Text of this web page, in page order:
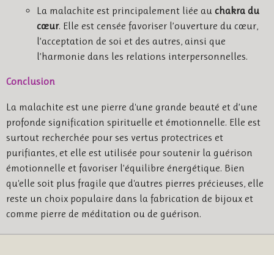
La malachite est principalement liée au chakra du
cœur. Elle est censée favoriser l’ouverture du cœur,
l’acceptation de soi et des autres, ainsi que
l’harmonie dans les relations interpersonnelles.
Conclusion
La malachite est une pierre d'une grande beauté et d’une
profonde signification spirituelle et émotionnelle. Elle est
surtout recherchée pour ses vertus protectrices et
purifiantes, et elle est utilisée pour soutenir la guérison
émotionnelle et favoriser l’équilibre énergétique. Bien
qu'elle soit plus fragile que d'autres pierres précieuses, elle
reste un choix populaire dans la fabrication de bijoux et
comme pierre de méditation ou de guérison.